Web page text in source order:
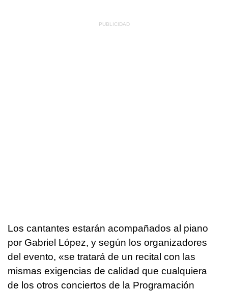
Los cantantes estarán acompañados al piano
por Gabriel López, y según los organizadores
del evento, «se tratará de un recital con las
mismas exigencias de calidad que cualquiera
de los otros conciertos de la Programación